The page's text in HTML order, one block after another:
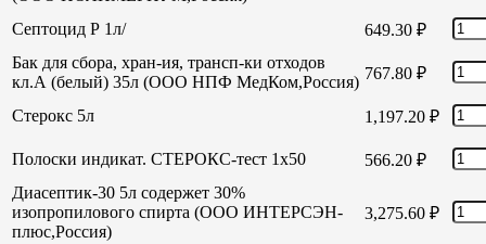
Септоцид Р 1л/
649.30 ₽
Бак для сбора, хран-ия, трансп-ки отходов
кл.А (белый) 35л (ООО НПФ МедКом,Россия) 767.80 ₽
Стерокс 5л 1,197.20 ₽
Полоски индикат. СТЕРОКС-тест 1х50 566.20 ₽
Диасептик-30 5л содержет 30%
изопропилового спирта (ООО ИНТЕРСЭН-
плюс,Россия)
3,275.60 ₽